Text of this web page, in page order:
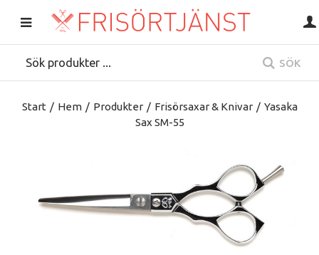
SÖK
Start / Hem / Produkter / Frisörsaxar & Knivar / Yasaka
Sax SM-55